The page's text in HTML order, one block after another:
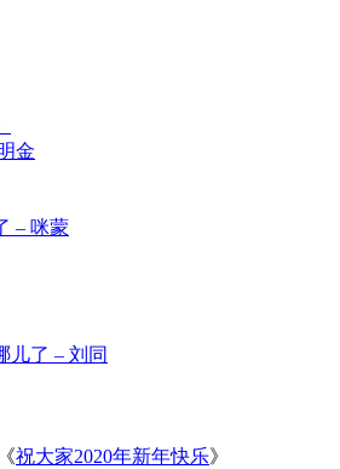
金
– 咪蒙
儿了 – 刘同
祝大家2020年新年快乐》